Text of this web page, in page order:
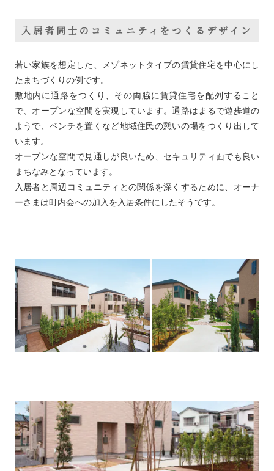
入居者同士のコミュニティをつくるデザイン
若い家族を想定した、メゾネットタイプの賃貸住宅を中心にし
たまちづくりの例です。
敷地内に通路をつくり、その両脇に賃貸住宅を配列すること
で、オープンな空間を実現しています。通路はまるで遊歩道の
ようで、ベンチを置くなど地域住民の憩いの場をつくり出して
います。
オープンな空間で見通しが良いため、セキュリティ面でも良い
まちなみとなっています。
入居者と周辺コミュニティとの関係を深くするために、オーナ
ーさまは町内会への加入を入居条件にしたそうです。